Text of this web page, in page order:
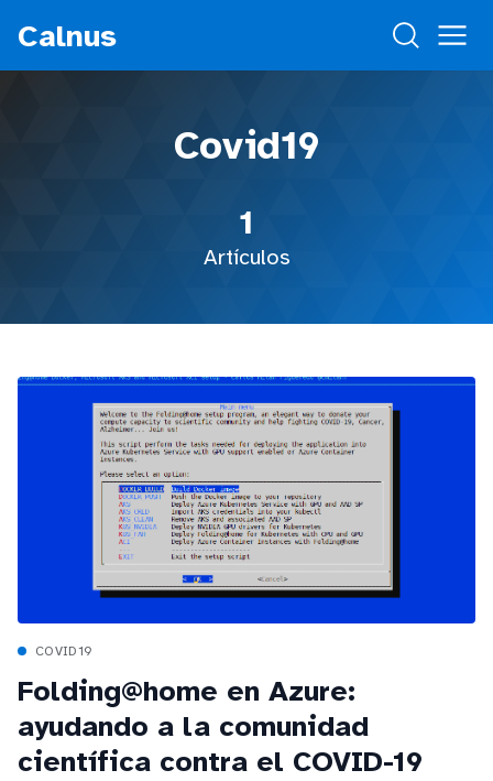
Calnus
Covid19
1
Artículos
COVID19
Folding@home en Azure:
ayudando a la comunidad
científica contra el COVID-19